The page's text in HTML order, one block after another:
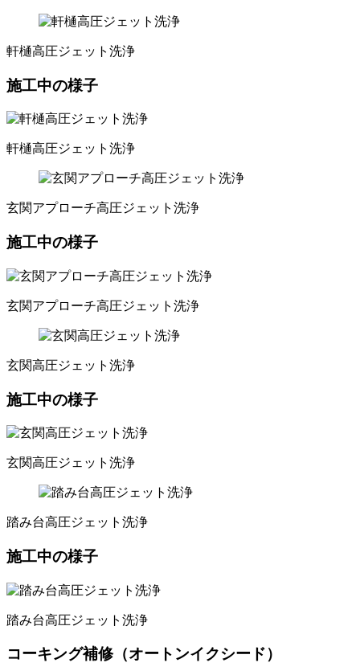
軒樋高圧ジェット洗浄
施工中の様子
軒樋高圧ジェット洗浄
玄関アプローチ高圧ジェット洗浄
施工中の様子
玄関アプローチ高圧ジェット洗浄
玄関高圧ジェット洗浄
施工中の様子
玄関高圧ジェット洗浄
踏み台高圧ジェット洗浄
施工中の様子
踏み台高圧ジェット洗浄
コーキング補修（オートンイクシード）